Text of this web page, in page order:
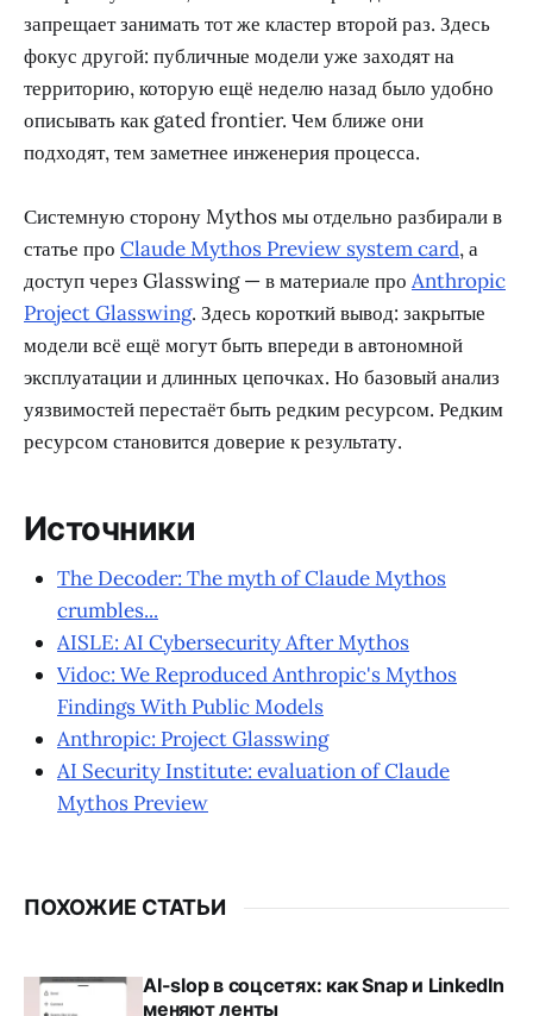
запрещает занимать тот же кластер второй раз. Здесь
фокус другой: публичные модели уже заходят на
территорию, которую ещё неделю назад было удобно
описывать как gated frontier. Чем ближе они
подходят, тем заметнее инженерия процесса.
Системную сторону Mythos мы отдельно разбирали в
статье про Claude Mythos Preview system card, а
доступ через Glasswing — в материале про Anthropic
Project Glasswing. Здесь короткий вывод: закрытые
модели всё ещё могут быть впереди в автономной
эксплуатации и длинных цепочках. Но базовый анализ
уязвимостей перестаёт быть редким ресурсом. Редким
ресурсом становится доверие к результату.
Источники
The Decoder: The myth of Claude Mythos
crumbles...
AISLE: AI Cybersecurity After Mythos
Vidoc: We Reproduced Anthropic's Mythos
Findings With Public Models
Anthropic: Project Glasswing
AI Security Institute: evaluation of Claude
Mythos Preview
ПОХОЖИЕ СТАТЬИ
AI-slop в соцсетях: как Snap и LinkedIn
меняют ленты